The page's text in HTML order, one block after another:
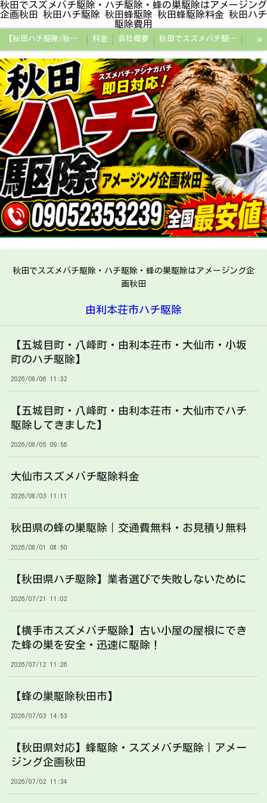
秋田でスズメバチ駆除・ハチ駆除・蜂の巣駆除はアメージング
企画秋田 秋田ハチ駆除 秋田蜂駆除 秋田蜂駆除料金 秋田ハチ
駆除費用
【秋田ハチ駆除/秋田蜂駆除/スズメバチの巣/ハチの巣専門プロ】 料金 会社概要 秋田でスズメバチ駆除・ハチ駆除・蜂の巣駆除はアメージング企画秋田
秋田県の蜂駆除料金・蜂の巣駆除の相場【全国平均と比較】 秋田探偵/秋田県浮気調査/秋田市万引きGメン
秋田便利屋アメージング企画秋田
»
秋田でスズメバチ駆除・ハチ駆除・蜂の巣駆除はアメージング企
画秋田
由利本荘市ハチ駆除
【五城目町・八峰町・由利本荘市・大仙市・小坂
町のハチ駆除】
2026/08/06 11:32
【五城目町・八峰町・由利本荘市・大仙市でハチ
駆除してきました】
2026/08/05 09:56
大仙市スズメバチ駆除料金
2026/08/03 11:11
秋田県の蜂の巣駆除｜交通費無料・お見積り無料
2026/08/01 08:50
【秋田県ハチ駆除】業者選びで失敗しないために
2026/07/21 11:02
【横手市スズメバチ駆除】古い小屋の屋根にでき
た蜂の巣を安全・迅速に駆除！
2026/07/12 11:26
【蜂の巣駆除秋田市】
2026/07/03 14:53
【秋田県対応】蜂駆除・スズメバチ駆除｜アメー
ジング企画秋田
2026/07/02 11:34